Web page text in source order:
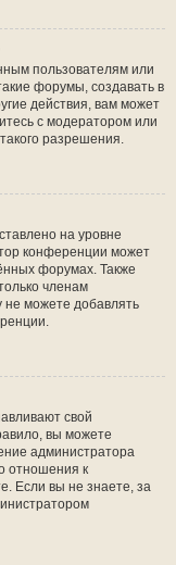
пользователям или
форумы, создавать в
действия, вам может
с модератором или
разрешения.
на уровне
конференции может
форумах. Также
членам
не можете добавлять
свой
вы можете
администратора
отношения к
Если вы не знаете, за